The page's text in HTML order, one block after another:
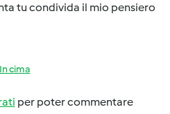
tu condivida il mio pensiero
In cima
per poter commentare